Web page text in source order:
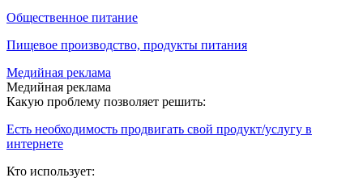
Общественное питание
Пищевое производство, продукты питания
Медийная реклама
Медийная реклама
Какую проблему позволяет решить:
Есть необходимость продвигать свой продукт/услугу в
интернете
Кто использует: